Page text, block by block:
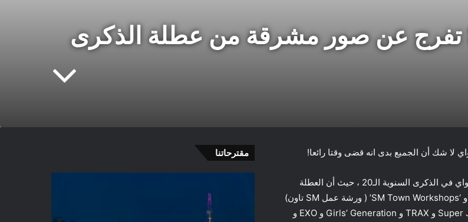
وكالة SM Entertainment تفرج عن صور مشرقة من عطلة الذكرى
مرة أخرى في أغسطس، معظم فنانين SM Town والموظفين سافرو إلى هاواي في الذكرى السنوية الـ20 ، حيث أن العطلة
كانت مليئة بالأحداث الفريدة مثل’SM Town Olympics’ (اولمبياد SM تاون) و ‘SM Town Workshops’ ( ورشة عمل SM تاون)
، وأكثر من ذلك! فيالصورالتي تم مشاركتها أدناه، يمكنكم رؤية BoA و Super Junior و TRAX و Girls’ Generation و EXO و
مقترحاتنا